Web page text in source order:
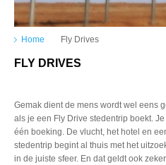
Home Fly Drives
FLY DRIVES
Gemak dient de mens wordt wel eens
als je een Fly Drive stedentrip boekt.
één boeking. De vlucht, het hotel en
stedentrip begint al thuis met het
in de juiste sfeer. En dat geldt ook